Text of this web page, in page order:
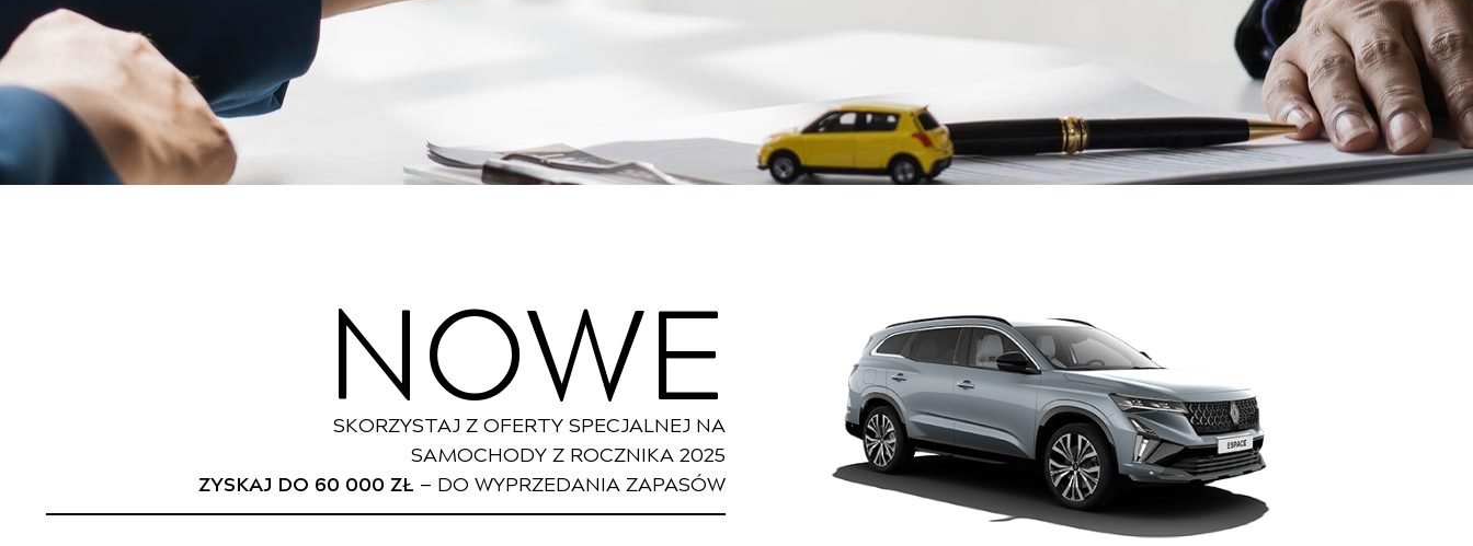
NOWE
SKORZYSTAJ Z OFERTY SPECJALNEJ NA
SAMOCHODY Z ROCZNIKA 2025
ZYSKAJ DO 60 000 ZŁ — DO WYPRZEDANIA ZAPASÓW